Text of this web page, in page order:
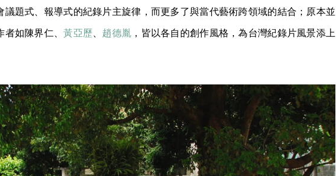
議題式、報導式的紀錄片主旋律，而更多了與當代藝術跨領域的結合；原本並
者如陳界仁、黃亞歷 趙德胤 ，皆以各自的創作風格，為台灣紀錄片風景添上